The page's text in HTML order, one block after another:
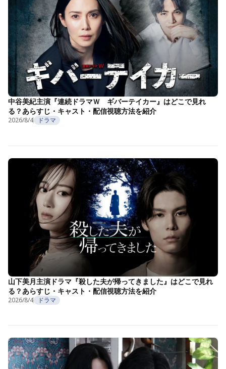
中谷美紀主演『連続ドラマＷ ギバーテイカー』はどこで見れ
る？あらすじ・キャスト・配信視聴方法を紹介
2026/8/4 ドラマ
山下美月主演ドラマ『殺した夫が帰ってきました』はどこで見れ
る？あらすじ・キャスト・配信視聴方法を紹介
2026/8/4 ドラマ